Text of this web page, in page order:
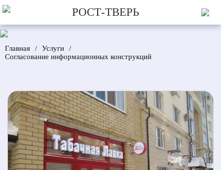
РОСТ-ТВЕРЬ
Главная / Услуги
/
Согласование информационных конструкций